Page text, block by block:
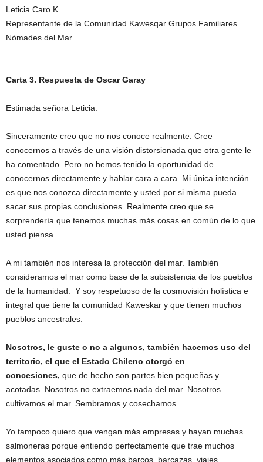
Leticia Caro K.
Representante de la Comunidad Kawesqar Grupos Familiares
Nómades del Mar
Carta 3. Respuesta de Oscar Garay
Estimada señora Leticia:
Sinceramente creo que no nos conoce realmente. Cree
conocernos a través de una visión distorsionada que otra gente le
ha comentado. Pero no hemos tenido la oportunidad de
conocernos directamente y hablar cara a cara. Mi única intención
es que nos conozca directamente y usted por si misma pueda
sacar sus propias conclusiones. Realmente creo que se
sorprendería que tenemos muchas más cosas en común de lo que
usted piensa.
A mi también nos interesa la protección del mar. También
consideramos el mar como base de la subsistencia de los pueblos
de la humanidad. Y soy respetuoso de la cosmovisión holística e
integral que tiene la comunidad Kaweskar y que tienen muchos
pueblos ancestrales.
Nosotros, le guste o no a algunos, también hacemos uso del
territorio, el que el Estado Chileno otorgó en
concesiones, que de hecho son partes bien pequeñas y
acotadas. Nosotros no extraemos nada del mar. Nosotros
cultivamos el mar. Sembramos y cosechamos.
Yo tampoco quiero que vengan más empresas y hayan muchas
salmoneras porque entiendo perfectamente que trae muchos
elementos asociados como más barcos, barcazas, viajes